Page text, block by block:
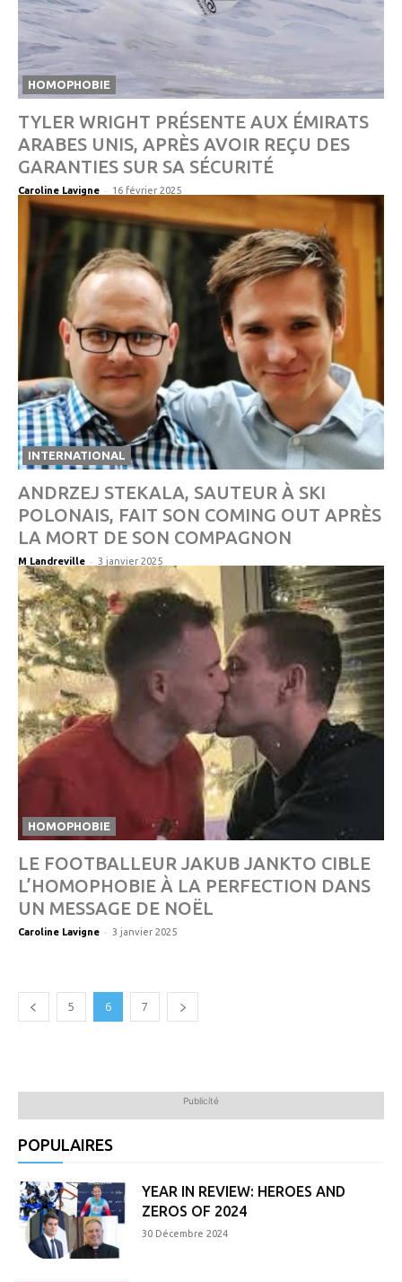
HOMOPHOBIE
TYLER WRIGHT PRÉSENTE AUX ÉMIRATS
ARABES UNIS, APRÈS AVOIR REÇU DES
GARANTIES SUR SA SÉCURITÉ
Caroline Lavigne - 16 février 2025
INTERNATIONAL
ANDRZEJ STEKALA, SAUTEUR À SKI
POLONAIS, FAIT SON COMING OUT APRÈS
LA MORT DE SON COMPAGNON
M Landreville - 3 janvier 2025
HOMOPHOBIE
LE FOOTBALLEUR JAKUB JANKTO CIBLE
L’HOMOPHOBIE À LA PERFECTION DANS
UN MESSAGE DE NOËL
Caroline Lavigne - 3 janvier 2025
5 6 7
Publicité
POPULAIRES
YEAR IN REVIEW: HEROES AND
ZEROS OF 2024
30 Décembre 2024